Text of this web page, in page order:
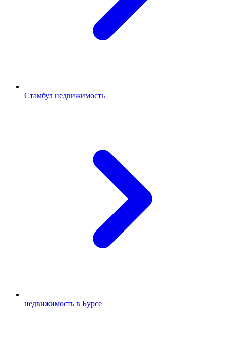
Стамбул недвижимость
недвижимость в Бурсе